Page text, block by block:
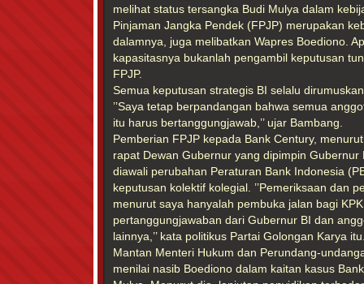
melihat status tersangka Budi Mulya dalam
Pinjaman Jangka Pendek (FPJP) merupakan
dalamnya, juga melibatkan Wapres Boediono.
kapasitasnya bukanlah pengambil keputusan
FPJP.
Semua keputusan strategis BI selalu
’’Saya tetap berpandangan bahwa semua
itu harus bertanggungjawab,’’ ujar Bambang.
Pemberian FPJP kepada Bank Century,
rapat Dewan Gubernur yang dipimpin Gubernur
diawali perubahan Peraturan Bank Indonesia
keputusan kolektif kolegial. ’’Pemeriksaan dan
menurut saya hanyalah pembuka jalan bagi
pertanggungjawaban dari Gubernur BI dan
lainnya,’’ kata politikus Partai Golongan Karya
Mantan Menteri Hukum dan Perundang-
menilai nasib Boediono dalam kaitan kasus